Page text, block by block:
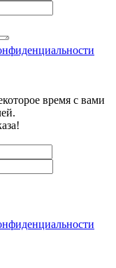
время с вами